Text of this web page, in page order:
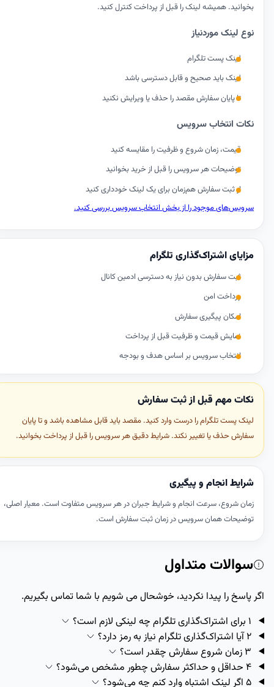
بخوانید. همیشه لینک را قبل از پرداخت کنترل کنید.
نوع لینک موردنیاز
لینک پست تلگرام
لینک باید صحیح و قابل دسترسی باشد
تا پایان سفارش مقصد را حذف یا ویرایش نکنید
نکات انتخاب سرویس
قیمت، زمان شروع و ظرفیت را مقایسه کنید
توضیحات هر سرویس را قبل از خرید بخوانید
از ثبت سفارش هم‌زمان برای یک لینک خودداری کنید
سرویس‌های موجود را از بخش انتخاب سرویس بررسی کنید.
مزایای اشتراک‌گذاری تلگرام
ثبت سفارش بدون نیاز به دسترسی ادمین کانال
پرداخت امن
امکان پیگیری سفارش
نمایش قیمت و ظرفیت قبل از پرداخت
انتخاب سرویس بر اساس هدف و بودجه
نکات مهم قبل از ثبت سفارش
لینک پست تلگرام را درست وارد کنید. مقصد باید قابل مشاهده باشد و تا پایان
سفارش حذف یا تغییر نکند. شرایط دقیق هر سرویس را قبل از پرداخت بخوانید.
شرایط انجام و پیگیری
زمان شروع، سرعت انجام و شرایط جبران در هر سرویس متفاوت است. معیار اصلی،
توضیحات همان سرویس در زمان ثبت سفارش است.
سوالات متداول
پاسخ را پیدا نکردید، خوشحال می شویم با شما تماس بگیریم.
برای اشتراک‌گذاری تلگرام چه لینکی لازم است؟
آیا اشتراک‌گذاری تلگرام نیاز به رمز دارد؟
زمان شروع سفارش چقدر است؟
حداقل و حداکثر سفارش چطور مشخص می‌شود؟
اگر لینک اشتباه وارد کنم چه می‌شود؟